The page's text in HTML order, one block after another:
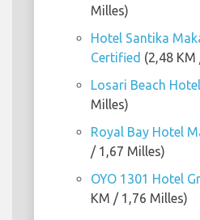
Milles)
Hotel Santika
Certified (2,48
Losari Beach Hotel
Milles)
Royal Bay Hotel
/ 1,67 Milles)
OYO 1301 Hotel
KM / 1,76 Milles)